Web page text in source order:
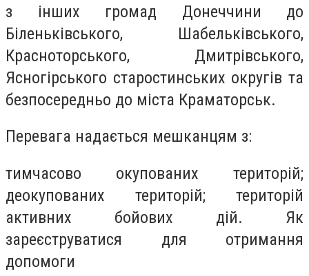
з інших громад Донеччини до
Біленьківського, Шабельківського,
Красноторського, Дмитрівського,
Ясногірського старостинських округів та
безпосередньо до міста Краматорськ.
Перевага надається мешканцям з:
тимчасово окупованих територій;
деокупованих територій; територій
активних бойових дій. Як
зареєструватися для отримання
допомоги